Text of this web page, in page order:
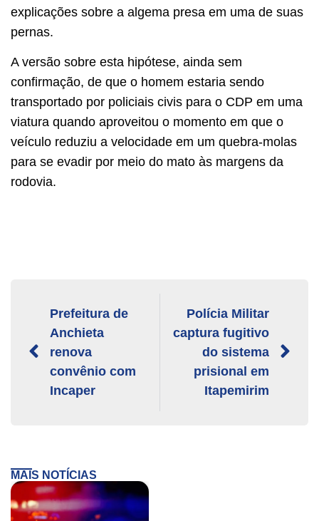
explicações sobre a algema presa em uma de suas
pernas.
A versão sobre esta hipótese, ainda sem
confirmação, de que o homem estaria sendo
transportado por policiais civis para o CDP em uma
viatura quando aproveitou o momento em que o
veículo reduziu a velocidade em um quebra-molas
para se evadir por meio do mato às margens da
rodovia.
Prefeitura de
Anchieta
renova
convênio com
Incaper
Polícia Militar
captura fugitivo
do sistema
prisional em
Itapemirim
MAIS NOTÍCIAS